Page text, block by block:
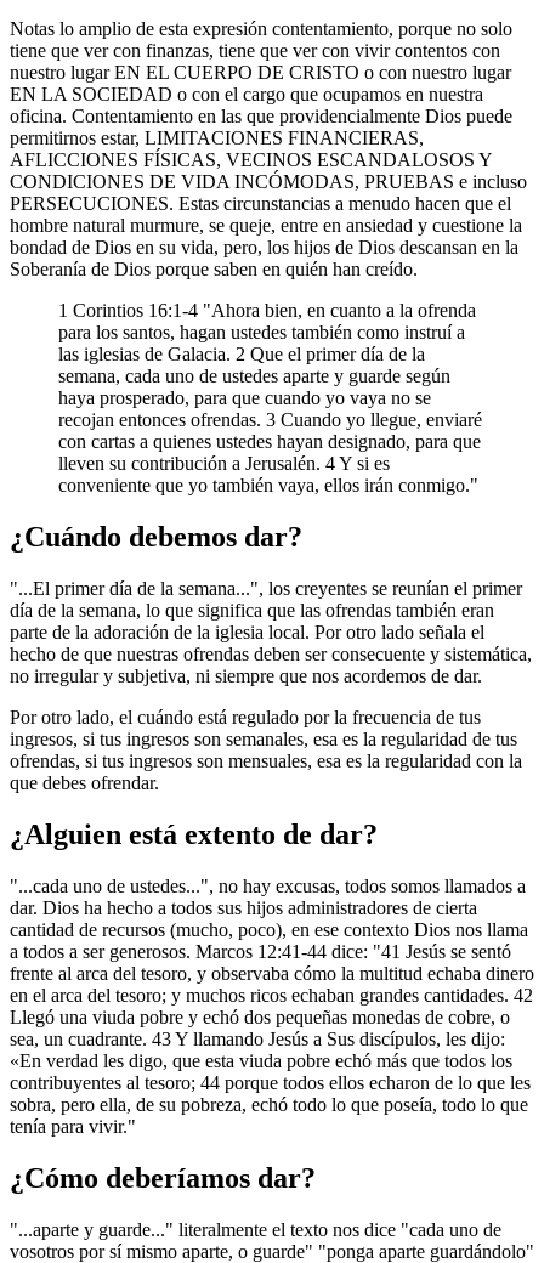
Notas lo amplio de esta expresión contentamiento, porque no solo
tiene que ver con finanzas, tiene que ver con vivir contentos con
nuestro lugar EN EL CUERPO DE CRISTO o con nuestro lugar
EN LA SOCIEDAD o con el cargo que ocupamos en nuestra
oficina. Contentamiento en las que providencialmente Dios puede
permitirnos estar, LIMITACIONES FINANCIERAS,
AFLICCIONES FÍSICAS, VECINOS ESCANDALOSOS Y
CONDICIONES DE VIDA INCÓMODAS, PRUEBAS e incluso
PERSECUCIONES. Estas circunstancias a menudo hacen que el
hombre natural murmure, se queje, entre en ansiedad y cuestione la
bondad de Dios en su vida, pero, los hijos de Dios descansan en la
Soberanía de Dios porque saben en quién han creído.
1 Corintios 16:1-4 "Ahora bien, en cuanto a la ofrenda
para los santos, hagan ustedes también como instruí a
las iglesias de Galacia. 2 Que el primer día de la
semana, cada uno de ustedes aparte y guarde según
haya prosperado, para que cuando yo vaya no se
recojan entonces ofrendas. 3 Cuando yo llegue, enviaré
con cartas a quienes ustedes hayan designado, para que
lleven su contribución a Jerusalén. 4 Y si es
conveniente que yo también vaya, ellos irán conmigo."
¿Cuándo debemos dar?
"...El primer día de la semana...", los creyentes se reunían el primer
día de la semana, lo que significa que las ofrendas también eran
parte de la adoración de la iglesia local. Por otro lado señala el
hecho de que nuestras ofrendas deben ser consecuente y sistemática,
no irregular y subjetiva, ni siempre que nos acordemos de dar.
Por otro lado, el cuándo está regulado por la frecuencia de tus
ingresos, si tus ingresos son semanales, esa es la regularidad de tus
ofrendas, si tus ingresos son mensuales, esa es la regularidad con la
que debes ofrendar.
¿Alguien está extento de dar?
"...cada uno de ustedes...", no hay excusas, todos somos llamados a
dar. Dios ha hecho a todos sus hijos administradores de cierta
cantidad de recursos (mucho, poco), en ese contexto Dios nos llama
a todos a ser generosos. Marcos 12:41-44 dice: "41 Jesús se sentó
frente al arca del tesoro, y observaba cómo la multitud echaba dinero
en el arca del tesoro; y muchos ricos echaban grandes cantidades. 42
Llegó una viuda pobre y echó dos pequeñas monedas de cobre, o
sea, un cuadrante. 43 Y llamando Jesús a Sus discípulos, les dijo:
«En verdad les digo, que esta viuda pobre echó más que todos los
contribuyentes al tesoro; 44 porque todos ellos echaron de lo que les
sobra, pero ella, de su pobreza, echó todo lo que poseía, todo lo que
tenía para vivir."
¿Cómo deberíamos dar?
"...aparte y guarde..." literalmente el texto nos dice "cada uno de
vosotros por sí mismo aparte, o guarde" "ponga aparte guardándolo"